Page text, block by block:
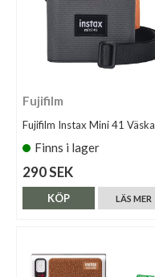
Fujifilm
Fujifilm Instax Mini 41 Väska
Finns i lager
290 SEK
LÄS MER
KÖP